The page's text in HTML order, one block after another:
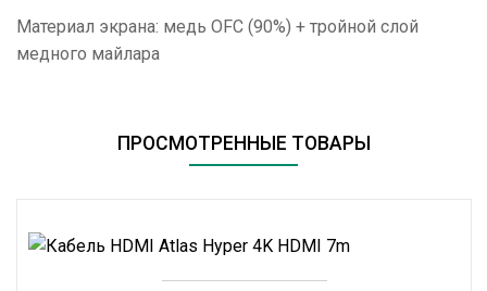
Материал экрана: медь OFC (90%) + тройной слой
медного майлара
ПРОСМОТРЕННЫЕ ТОВАРЫ